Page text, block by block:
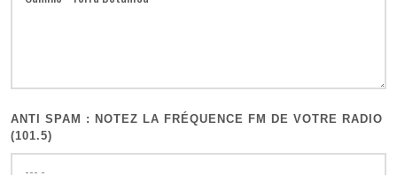
ANTI SPAM : NOTEZ LA FRÉQUENCE FM DE VOTRE RADIO
(101.5)